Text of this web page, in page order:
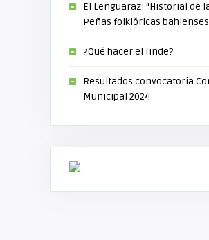
El Lenguaraz: “Historial de
Peñas folklóricas
¿Qué hacer el finde?
Resultados convocatoria
Municipal 2024